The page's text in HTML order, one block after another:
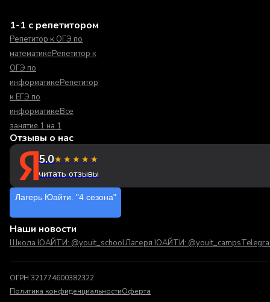
1-1 с репетитором
Репетитор к ОГЭ по
математикеРепетитор к
ОГЭ по
информатикеРепетитор
к ЕГЭ по
информатикеВсе
занятия 1 на 1
Отзывы о нас
5.0★★★★★
читать отзывы
Лагерь Юайти. "4 сезона"
Наши новости
Школа ЮАЙТИ: @youit_schoolЛагеря ЮАЙТИ: @youit_camps
ОГРН 321774600382322
Политика конфиденциальностиОферта